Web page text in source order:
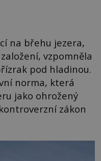
na břehu jezera,
vzpomněla
pod hladinou.
norma, která
jako ohrožený
zákon